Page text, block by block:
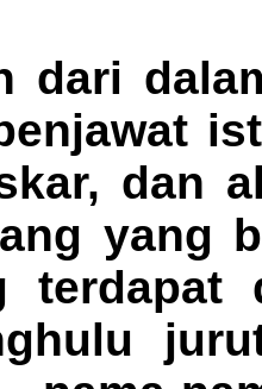
dari
dan
yang
terdapat